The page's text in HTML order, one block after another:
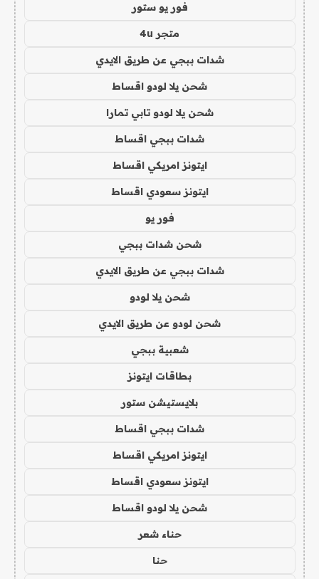
فور يو ستور
متجر 4u
شدات ببجي عن طريق الايدي
شحن يلا لودو اقساط
شحن يلا لودو تابي تمارا
شدات ببجي اقساط
ايتونز امريكي اقساط
ايتونز سعودي اقساط
فور يو
شحن شدات ببجي
شدات ببجي عن طريق الايدي
شحن يلا لودو
شحن لودو عن طريق الايدي
شعبية ببجي
بطاقات ايتونز
بلايستيشن ستور
شدات ببجي اقساط
ايتونز امريكي اقساط
ايتونز سعودي اقساط
شحن يلا لودو اقساط
حناء شعر
حنا